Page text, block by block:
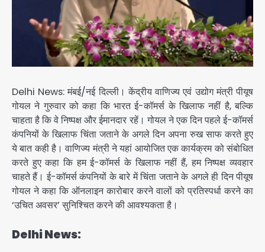
Delhi News: मंबई/नई दिल्ली। केंद्रीय वाणिज्‍य एवं उद्योग मंत्री पीयूष
गोयल ने गुरुवार को कहा कि भारत ई-कॉमर्स के खिलाफ नहीं है, बल्कि
चाहता है कि वे निष्पक्ष और ईमानदार रहें। गोयल ने एक दिन पहले ई-कॉमर्स
कंपनियों के खिलाफ चिंता जताने के अगले दिन अपना रुख साफ करते हुए
ये बात कही है। वाणिज्‍य मंत्री ने यहां आयोजित एक कार्यक्रम को संबोधित
करते हुए कहा कि हम ई-कॉमर्स के खिलाफ नहीं हैं, हम निष्पक्ष व्यवहार
चाहते हैं। ई-कॉमर्स कंपनियों के बारे में चिंता जताने के अगले ही दिन पीयूष
गोयल ने कहा कि ऑनलाइन कारोबार करने वालों को प्रतिस्पर्धा करने का
‘उचित अवसर’ सुनिश्चित करने की आवश्यकता है।
Delhi News: